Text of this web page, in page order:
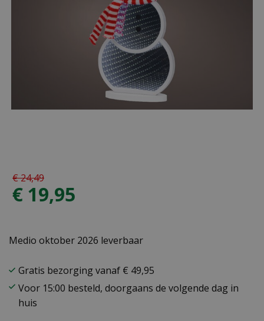
€24,49
€ 19,95
Medio oktober 2026 leverbaar
Gratis bezorging vanaf € 49,95
Voor 15:00 besteld, doorgaans de volgende dag in
huis